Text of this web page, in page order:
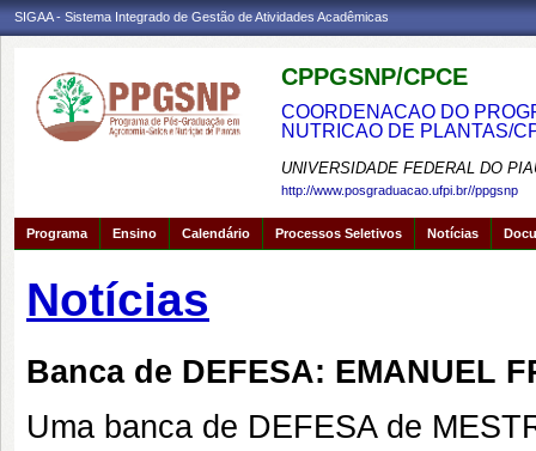
SIGAA - Sistema Integrado de Gestão de Atividades Acadêmicas
CPPGSNP/CPCE
COORDENACAO DO
NUTRICAO DE PLANTAS/
UNIVERSIDADE FEDERAL DO
http://www.posgraduacao.ufpi.br//ppgsnp
Programa Ensino Calendário Processos Seletivos Notícias
Notícias
Banca de DEFESA: EMANUEL
Uma banca de DEFESA de